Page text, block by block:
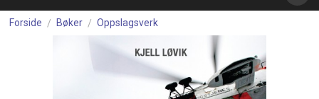
Forside Bøker Oppslagsverk